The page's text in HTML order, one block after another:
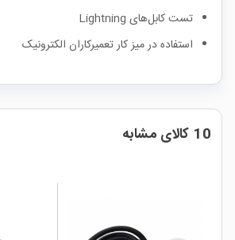
تست کابل‌های Lightning
استفاده در میز کار تعمیرکاران الکترونیک
10 کالای مشابه